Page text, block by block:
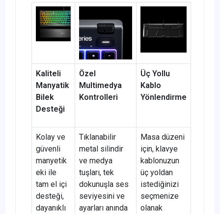
Kaliteli
Manyatik
Bilek
Desteği
Özel
Multimedya
Kontrolleri
Üç Yollu
Kablo
Yönlendirme
Kolay ve
güvenli
manyetik
eki ile
tam el içi
desteği,
dayanıklı
Tıklanabilir
metal silindir
ve medya
tuşları, tek
dokunuşla ses
seviyesini ve
ayarları anında
Masa düzeni
için, klavye
kablonuzun
üç yoldan
istediğinizi
seçmenize
olanak